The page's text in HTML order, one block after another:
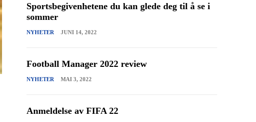
Sportsbegivenhetene du kan glede deg til å se i
sommer
NYHETER JUNI 14, 2022
Football Manager 2022 review
NYHETER MAI 3, 2022
Anmeldelse av FIFA 22